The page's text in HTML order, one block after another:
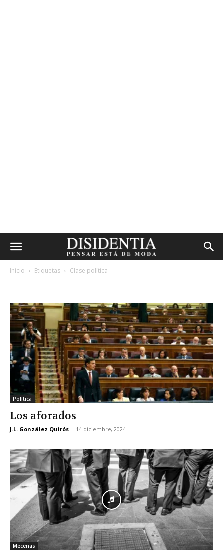
Inicio Etiquetas Clase política
Política
Los aforados
J.L. González Quirós - 14 diciembre, 2024
Mecenas